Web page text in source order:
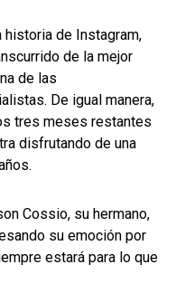
historia de Instagram,
de la mejor
de las
De igual manera,
tres meses restantes
disfrutando de una
Cossio, su hermano,
su emoción por
estará para lo que